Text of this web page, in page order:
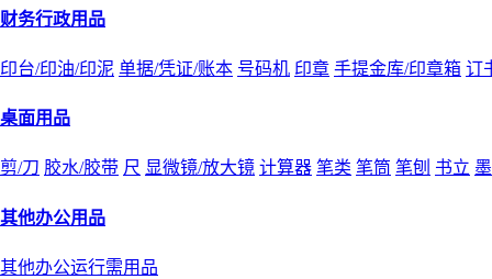
财务行政用品
印台/印油/印泥 单据/凭证/账本 号码机 印章 手提金库/印章箱 订
桌面用品
剪/刀 胶水/胶带 尺 显微镜/放大镜 计算器 笔类 笔筒 笔刨 书立
其他办公用品
其他办公运行需用品